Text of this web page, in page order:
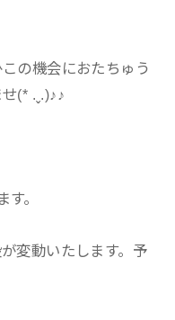
の機会におたちゅう
(* .ˬ.)♪♪
。
変動いたします。予